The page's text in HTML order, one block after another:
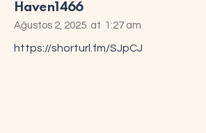
Haven1466
Ağustos 2, 2025 at 1:27 am
https://shorturl.fm/SJpCJ